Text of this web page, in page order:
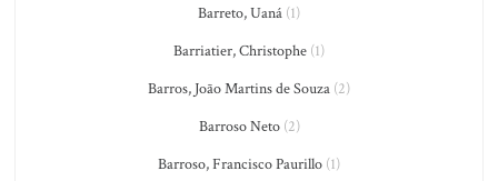
Barreto, Uaná (1)
Barriatier, Christophe (1)
Barros, João Martins de Souza (2)
Barroso Neto(2)
Barroso, Francisco Paurillo (1)